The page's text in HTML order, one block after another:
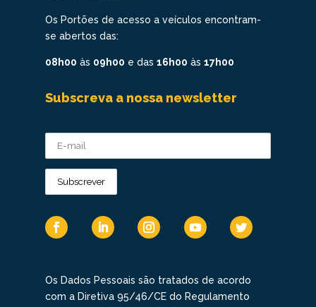
Os Portões de acesso a veículos encontram-
se abertos das:
08h00 às 09h00 e das 16h00 às 17h00
Subscreva a nossa newsletter
Os Dados Pessoais são tratados de acordo
com a Diretiva 95/46/CE do Regulamento